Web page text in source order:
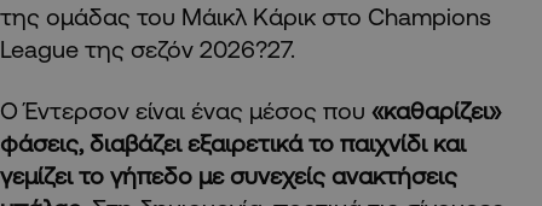
της ομάδας του Μάικλ Κάρικ στο Champions
League της σεζόν 2026?27.
Ο Έντερσον είναι ένας μέσος που «καθαρίζει»
φάσεις, διαβάζει εξαιρετικά το παιχνίδι και
γεμίζει το γήπεδο με συνεχείς ανακτήσεις